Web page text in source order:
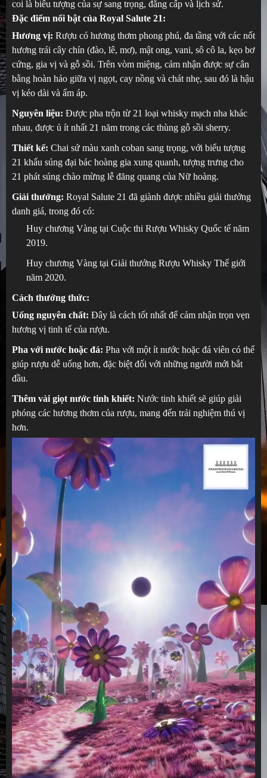
coi là biểu tượng của sự sang trọng, đẳng cấp và lịch sử.
Đặc điểm nổi bật của Royal Salute 21:
Hương vị: Rượu có hương thơm phong phú, đa tầng với các nốt
hương trái cây chín (đào, lê, mơ), mật ong, vani, sô cô la, kẹo bơ
cứng, gia vị và gỗ sồi. Trên vòm miệng, cảm nhận được sự cân
bằng hoàn hảo giữa vị ngọt, cay nồng và chát nhẹ, sau đó là hậu
vị kéo dài và ấm áp.
Nguyên liệu: Được pha trộn từ 21 loại whisky mạch nha khác
nhau, được ủ ít nhất 21 năm trong các thùng gỗ sồi sherry.
Thiết kế: Chai sứ màu xanh coban sang trọng, với biểu tượng
21 khẩu súng đại bác hoàng gia xung quanh, tượng trưng cho
21 phát súng chào mừng lễ đăng quang của Nữ hoàng.
Giải thưởng: Royal Salute 21 đã giành được nhiều giải thưởng
danh giá, trong đó có:
Huy chương Vàng tại Cuộc thi Rượu Whisky Quốc tế năm
2019.
Huy chương Vàng tại Giải thưởng Rượu Whisky Thế giới
năm 2020.
Cách thưởng thức:
Uống nguyên chất: Đây là cách tốt nhất để cảm nhận trọn vẹn
hương vị tinh tế của rượu.
Pha với nước hoặc đá: Pha với một ít nước hoặc đá viên có thể
giúp rượu dễ uống hơn, đặc biệt đối với những người mới bắt
đầu.
Thêm vài giọt nước tinh khiết: Nước tinh khiết sẽ giúp giải
phóng các hương thơm của rượu, mang đến trải nghiệm thú vị
hơn.